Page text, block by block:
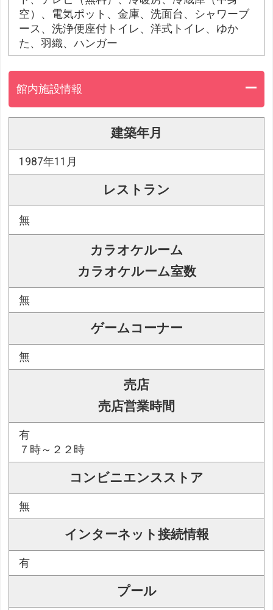
空）、電気ポット、金庫、洗面台、シャワーブ
ース、洗浄便座付トイレ、洋式トイレ、ゆか
た、羽織、ハンガー
館内施設情報
建築年月
1987年11月
レストラン
無
カラオケルーム
カラオケルーム室数
無
ゲームコーナー
無
売店
売店営業時間
有
７時～２２時
コンビニエンスストア
無
インターネット接続情報
有
プール